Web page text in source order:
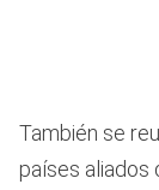
También se
países aliados